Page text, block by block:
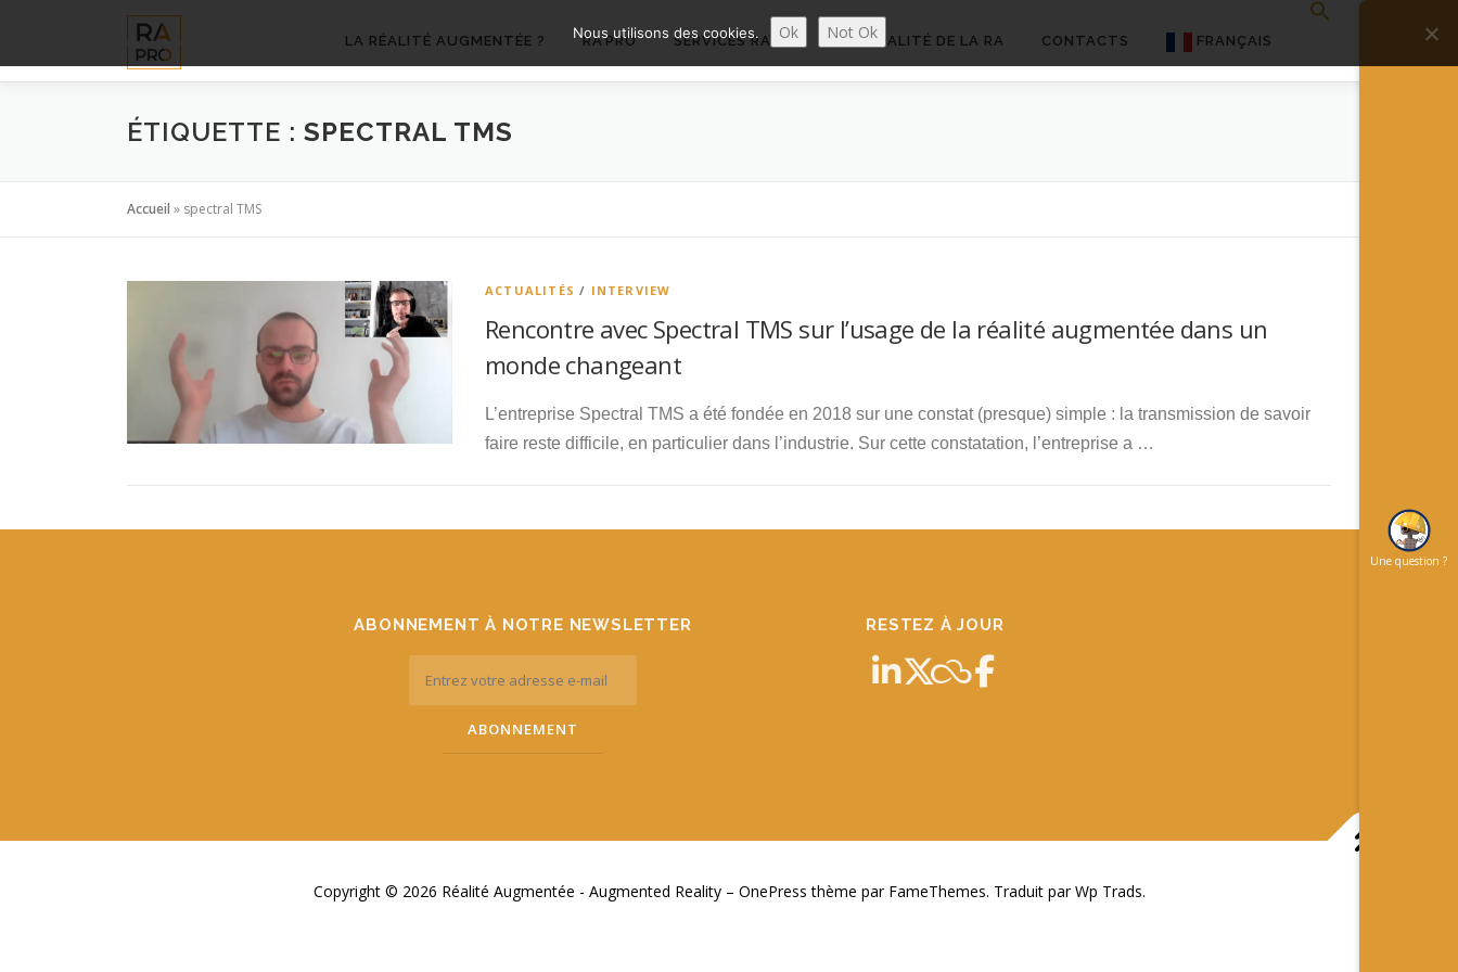
contenu
LA RÉALITÉ AUGMENTÉE ? RA’PRO SERVICES RA’PRO ACTUALITÉ DE LA RA CONTACTS FRANÇAIS
Español
ÉTIQUETTE : SPECTRAL TMS
Accueil » spectral TMS
ACTUALITÉS / INTERVIEW
Rencontre avec Spectral TMS sur l’usage de la réalité augmentée dans un
monde changeant
L’entreprise Spectral TMS a été fondée en 2018 sur une constat (presque) simple : la transmission de savoir
faire reste difficile, en particulier dans l’industrie. Sur cette constatation, l’entreprise a …
ABONNEMENT À NOTRE NEWSLETTER RESTEZ À JOUR
Copyright © 2026 Réalité Augmentée - Augmented Reality – OnePress thème par FameThemes. Traduit par Wp Trads.
Une question ?
Nous utilisons des cookies. Ok Not Ok